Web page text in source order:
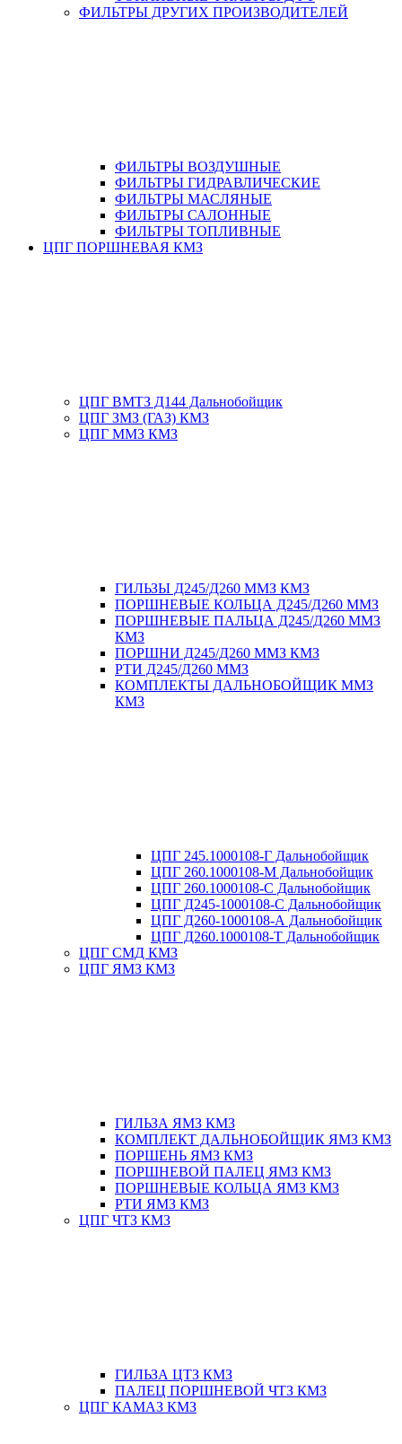
ФИЛЬТРЫ ДРУГИХ ПРОИЗВОДИТЕЛЕЙ
ФИЛЬТРЫ ВОЗДУШНЫЕ
ФИЛЬТРЫ ГИДРАВЛИЧЕСКИЕ
ФИЛЬТРЫ МАСЛЯНЫЕ
ФИЛЬТРЫ САЛОННЫЕ
ФИЛЬТРЫ ТОПЛИВНЫЕ
ЦПГ ПОРШНЕВАЯ КМЗ
ЦПГ ВМТЗ Д144 Дальнобойщик
ЦПГ ЗМЗ (ГАЗ) КМЗ
ЦПГ ММЗ КМЗ
ГИЛЬЗЫ Д245/Д260 ММЗ КМЗ
ПОРШНЕВЫЕ КОЛЬЦА Д245/Д260 ММЗ
ПОРШНЕВЫЕ ПАЛЬЦА Д245/Д260 ММЗ
КМЗ
ПОРШНИ Д245/Д260 ММЗ КМЗ
РТИ Д245/Д260 ММЗ
КОМПЛЕКТЫ ДАЛЬНОБОЙЩИК ММЗ
КМЗ
ЦПГ 245.1000108-Г Дальнобойщик
ЦПГ 260.1000108-М Дальнобойщик
ЦПГ 260.1000108-С Дальнобойщик
ЦПГ Д245-1000108-С Дальнобойщик
ЦПГ Д260-1000108-А Дальнобойщик
ЦПГ Д260.1000108-Т Дальнобойщик
ЦПГ СМД КМЗ
ЦПГ ЯМЗ КМЗ
ГИЛЬЗА ЯМЗ КМЗ
КОМПЛЕКТ ДАЛЬНОБОЙЩИК ЯМЗ КМЗ
ПОРШЕНЬ ЯМЗ КМЗ
ПОРШНЕВОЙ ПАЛЕЦ ЯМЗ КМЗ
ПОРШНЕВЫЕ КОЛЬЦА ЯМЗ КМЗ
РТИ ЯМЗ КМЗ
ЦПГ ЧТЗ КМЗ
ГИЛЬЗА ЦТЗ КМЗ
ПАЛЕЦ ПОРШНЕВОЙ ЧТЗ КМЗ
ЦПГ КАМАЗ КМЗ